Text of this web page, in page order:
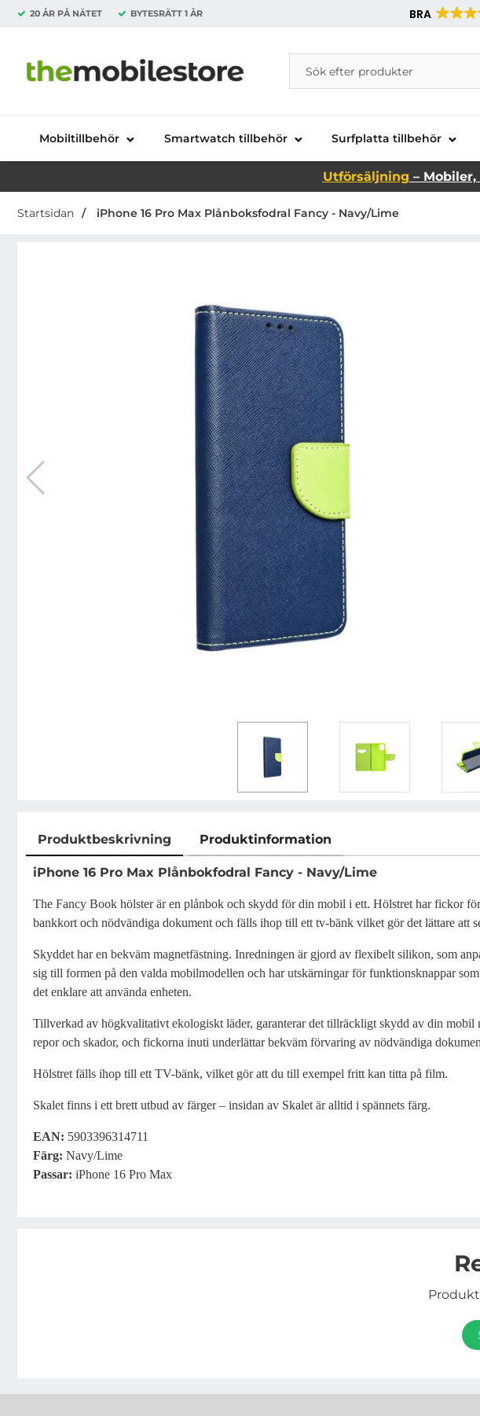
20 ÅR PÅ NÄTET BYTESRÄTT 1 ÅR BRA
Startsidan för Danira Telecom AB
Sök
Sök på Danira Telecom AB
Mobiltillbehör Smartwatch tillbehör Surfplatta tillbehör
Utförsäljning –
Startsidan iPhone 16 Pro Max Plånboksfodral Fancy - Navy/Lime
Produktbeskrivning Produktinformation
Produktbeskrivning
iPhone 16 Pro Max Plånbokfodral Fancy - Navy/Lime
The Fancy Book hölster är en plånbok och skydd för din mobil i ett. Hölstret har fickor för
bankkort och nödvändiga dokument och fälls ihop till ett tv-bänk vilket gör det lättare att
Skyddet har en bekväm magnetfästning. Inredningen är gjord av flexibelt silikon, som
sig till formen på den valda mobilmodellen och har utskärningar för funktionsknappar
det enklare att använda enheten.
Tillverkad av högkvalitativt ekologiskt läder, garanterar det tillräckligt skydd av din mobil
repor och skador, och fickorna inuti underlättar bekväm förvaring av nödvändiga
Hölstret fälls ihop till ett TV-bänk, vilket gör att du till exempel fritt kan titta på film.
Skalet finns i ett brett utbud av färger – insidan av Skalet är alltid i spännets färg.
EAN: 5903396314711
Färg: Navy/Lime
Passar: iPhone 16 Pro Max